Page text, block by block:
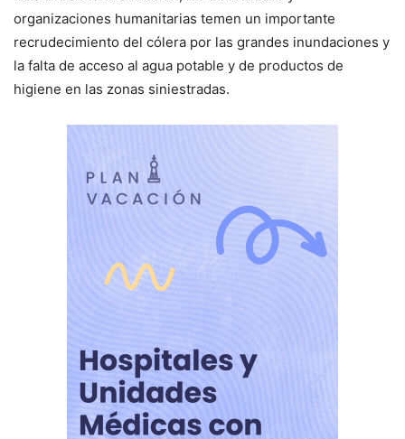
organizaciones humanitarias temen un importante
recrudecimiento del cólera por las grandes inundaciones y
la falta de acceso al agua potable y de productos de
higiene en las zonas siniestradas.